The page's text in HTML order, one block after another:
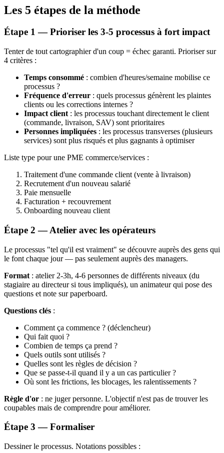
Les 5 étapes de la méthode
Étape 1 — Prioriser les 3-5 processus à fort impact
Tenter de tout cartographier d'un coup = échec garanti. Prioriser sur
4 critères :
Temps consommé : combien d'heures/semaine mobilise ce
processus ?
Fréquence d'erreur : quels processus génèrent les plaintes
clients ou les corrections internes ?
Impact client : les processus touchant directement le client
(commande, livraison, SAV) sont prioritaires
Personnes impliquées : les processus transverses (plusieurs
services) sont plus risqués et plus gagnants à optimiser
Liste type pour une PME commerce/services :
Traitement d'une commande client (vente à livraison)
Recrutement d'un nouveau salarié
Paie mensuelle
Facturation + recouvrement
Onboarding nouveau client
Étape 2 — Atelier avec les opérateurs
Le processus "tel qu'il est vraiment" se découvre auprès des gens qui
le font chaque jour — pas seulement auprès des managers.
Format : atelier 2-3h, 4-6 personnes de différents niveaux (du
stagiaire au directeur si tous impliqués), un animateur qui pose des
questions et note sur paperboard.
Questions clés :
Comment ça commence ? (déclencheur)
Qui fait quoi ?
Combien de temps ça prend ?
Quels outils sont utilisés ?
Quelles sont les règles de décision ?
Que se passe-t-il quand il y a un cas particulier ?
Où sont les frictions, les blocages, les ralentissements ?
Règle d'or : ne juger personne. L'objectif n'est pas de trouver les
coupables mais de comprendre pour améliorer.
Étape 3 — Formaliser
Dessiner le processus. Notations possibles :